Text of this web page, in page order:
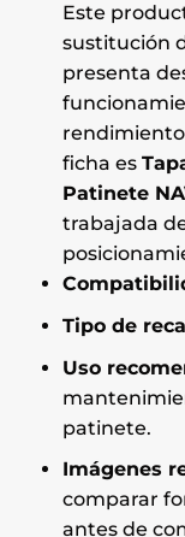
Este
sustitución
presenta
ficha es
Patinete
trabajada
Tipo de
Uso
patinete.
Imágenes
comparar
antes de